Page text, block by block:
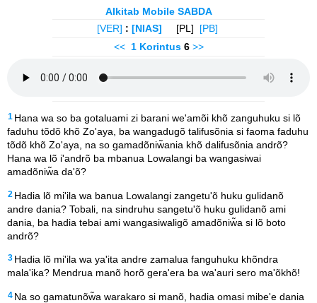
Alkitab Mobile SABDA
[VER] : [NIAS] [PL] [PB]
<< 1 Korintus6 >>
1 Hana wa so ba gotaluami zi barani we'amõi khõ zanguhuku si lõ
faduhu tõdõ khõ Zo'aya, ba wangadugõ talifusõnia si faoma faduhu
tõdõ khõ Zo'aya, na so gamadõniw̃ania khõ dalifusõnia andrõ?
Hana wa lõ i'andrõ ba mbanua Lowalangi ba wangasiwai
amadõniw̃a da'õ?
2 Hadia lõ mi'ila wa banua Lowalangi zangetu'õ huku gulidanõ
andre dania? Tobali, na sindruhu sangetu'õ huku gulidanõ ami
dania, ba hadia tebai ami wangasiwaligõ amadõniw̃a si lõ boto
andrõ?
3 Hadia lõ mi'ila wa ya'ita andre zamalua fanguhuku khõndra
mala'ika? Mendrua manõ horõ gera'era ba wa'auri sero ma'õkhõ!
4 Na so gamatunõw̃a warakaro si manõ, hadia omasi mibe'e dania